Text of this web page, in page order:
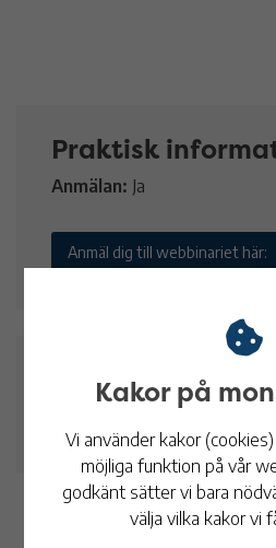
Praktisk
Anmälan: Ja
Anmäl dig till webbinariet här:
Datum och tid
11 nov 18:30 -
Kakor på
Vi använder kakor
möjliga funktion på vår
godkänt sätter vi bara
välja vilka kakor vi